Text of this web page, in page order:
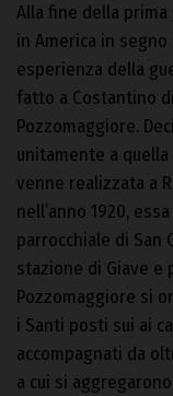
Alla fine della
in America in
esperienza della
fatto a Costantino
Pozzomaggiore.
unitamente a quella
venne realizzata a
nell’anno 1920,
parrocchiale di San
stazione di Giave e
Pozzomaggiore si
i Santi posti sui ai
accompagnati da
a cui si